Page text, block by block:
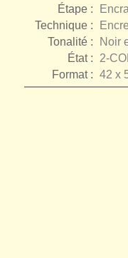
Étape :
Technique :
Tonalité :
Noir
État :
2-
Format : 42 x